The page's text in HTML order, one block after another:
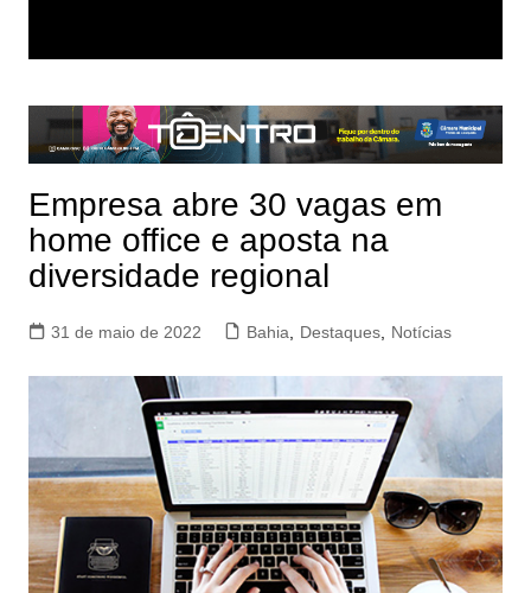
Empresa abre 30 vagas em
home office e aposta na
diversidade regional
31 de maio de 2022 Bahia, Destaques, Notícias